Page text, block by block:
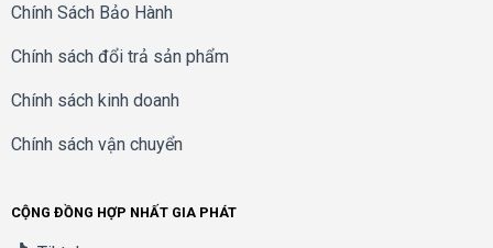
VPN pass-
PPTP, Layer 2 Tunneling Protocol (L2TP), IPsec
Advanced
Dead peer detection (DPD)
Split DNS
VPN backup
Quality of Service (QoS)
Chính Sách Bảo Hành
Chính sách đổi trả sản phẩm
Chính sách kinh doanh
Chính sách vận chuyển
CỘNG ĐỒNG HỢP NHẤT GIA PHÁT